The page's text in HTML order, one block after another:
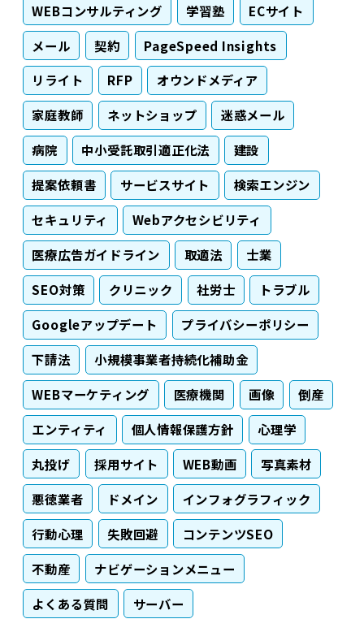
WEBコンサルティング 学習塾
ECサイト
メール
契約
PageSpeed Insights
リライト
RFP
オウンドメディア
家庭教師
ネットショップ
迷惑メール
病院
中小受託取引適正化法
建設
提案依頼書
サービスサイト
検索エンジン
セキュリティ
Webアクセシビリティ
医療広告ガイドライン
取適法
士業
SEO対策
クリニック 社労士
トラブル
Googleアップデート
プライバシーポリシー
下請法
小規模事業者持続化補助金
WEBマーケティング
医療機関 画像
倒産
エンティティ
個人情報保護方針
心理学
丸投げ
採用サイト WEB動画
写真素材
悪徳業者
ドメイン
インフォグラフィック
行動心理
失敗回避
コンテンツSEO
不動産
ナビゲーションメニュー
よくある質問
サーバー